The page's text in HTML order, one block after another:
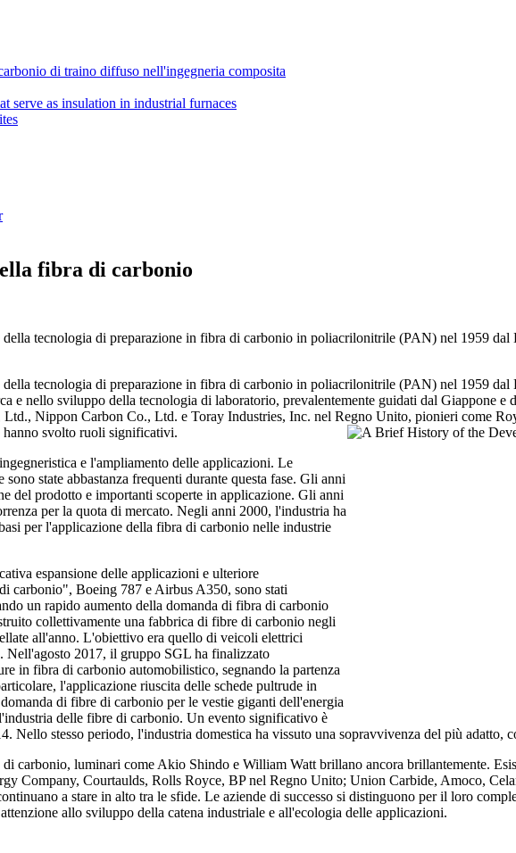
di traino diffuso nell'ingegneria composita
fibra di carbonio
tecnologia di preparazione in fibra di carbonio in poliacrilonitrile (PAN) nel 1959
tecnologia di preparazione in fibra di carbonio in poliacrilonitrile (PAN) nel 1959
e nello sviluppo della tecnologia di laboratorio, prevalentemente guidati dal Giappone
Nippon Carbon Co., Ltd. e Toray Industries, Inc. nel Regno Unito, pionieri come
svolto ruoli significativi.
e l'ampliamento delle applicazioni. Le
state abbastanza frequenti durante questa fase. Gli anni
del prodotto e importanti scoperte in applicazione. Gli anni
per la quota di mercato. Negli anni 2000, l'industria ha
per l'applicazione della fibra di carbonio nelle industrie
espansione delle applicazioni e ulteriore
carbonio", Boeing 787 e Airbus A350, sono stati
un rapido aumento della domanda di fibra di carbonio
collettivamente una fabbrica di fibre di carbonio negli
all'anno. L'obiettivo era quello di veicoli elettrici
Nell'agosto 2017, il gruppo SGL ha finalizzato
in fibra di carbonio automobilistico, segnando la partenza
l'applicazione riuscita delle schede pultrude in
di fibre di carbonio per le vestie giganti dell'energia
delle fibre di carbonio. Un evento significativo è
Nello stesso periodo, l'industria domestica ha vissuto una sopravvivenza del più adatto,
carbonio, luminari come Akio Shindo e William Watt brillano ancora brillantemente.
Company, Courtaulds, Rolls Royce, BP nel Regno Unito; Union Carbide, Amoco,
a stare in alto tra le sfide. Le aziende di successo si distinguono per il loro
allo sviluppo della catena industriale e all'ecologia delle applicazioni.